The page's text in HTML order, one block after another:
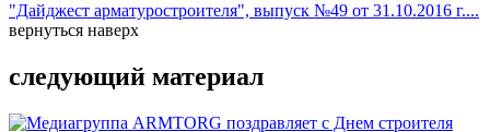
"Дайджест арматуростроителя", выпуск №49 от 31.10.2016 г....
вернуться наверх
следующий материал